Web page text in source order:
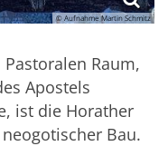
© Aufnahme Martin Schmitz
Raum,
Apostels
ist die Horather
Bau.